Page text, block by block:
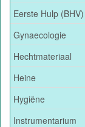
Eerste Hulp (BHV)
Gynaecologie
Hechtmateriaal
Heine
Hygiëne
Instrumentarium